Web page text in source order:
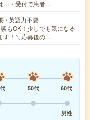
…・受付で患者…
/ 英語力不要
もOK！少しでも気になる
す！＼応募後の…
50代
60代
男性